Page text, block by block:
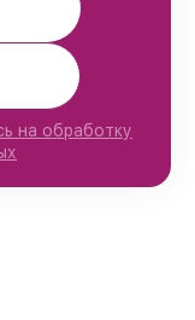
на обработку